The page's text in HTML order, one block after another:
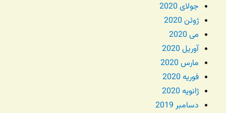
جولای 2020
ژوئن 2020
می 2020
آوریل 2020
مارس 2020
فوریه 2020
ژانویه 2020
دسامبر 2019